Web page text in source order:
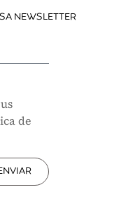
NEWSLETTER
de